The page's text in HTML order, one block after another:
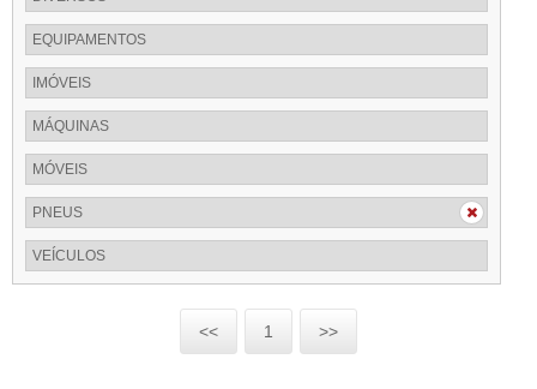
EQUIPAMENTOS
IMÓVEIS
MÁQUINAS
MÓVEIS
PNEUS
VEÍCULOS
<< 1 >>